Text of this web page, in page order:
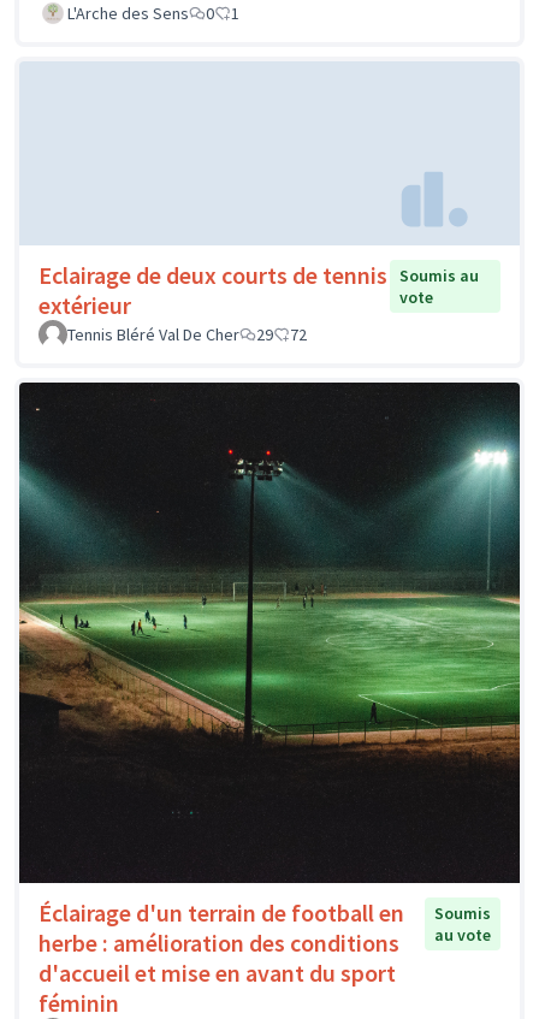
L'Arche des Sens
0 1
Eclairage de deux courts de tennis
extérieur
Soumis au
vote
Tennis Bléré Val De Cher
29 72
Éclairage d'un terrain de football en
herbe : amélioration des conditions
d'accueil et mise en avant du sport
féminin
Soumis
au vote